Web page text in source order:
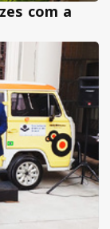
com a